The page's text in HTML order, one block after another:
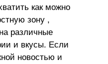
как можно
зону ,
различные
и вкусы. Если
новостью и